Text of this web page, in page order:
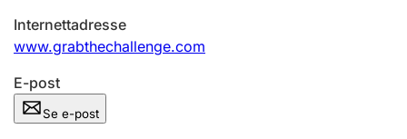
Andre tema
Internettadresse
www.grabthechallenge.com
E-post
Se e-post